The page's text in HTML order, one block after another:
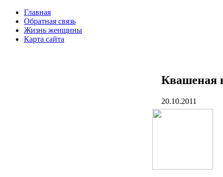
Главная
Обратная связь
Жизнь женщины
Карта сайта
Квашеная
20.10.2011